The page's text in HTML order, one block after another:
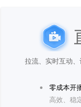
拉流、实时互动
零成本开
高效、稳